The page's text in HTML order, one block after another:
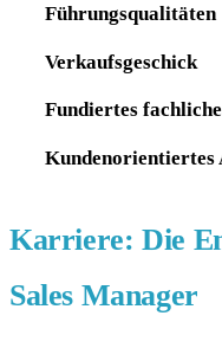
Führungsqualitäten
Verkaufsgeschick
Fundiertes
Kundenorientiertes
Karriere: Die
Sales Manager